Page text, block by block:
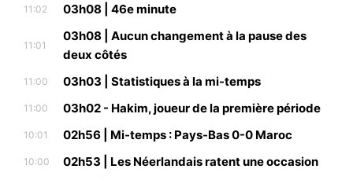
11:02 03h08 | 46e minute
11:01
03h08 | Aucun changement à la pause des
deux côtés
11:00 03h03 | Statistiques à la mi-temps
11:00 03h02 - Hakim, joueur de la première période
10:01 02h56 | Mi-temps : Pays-Bas 0-0 Maroc
10:00 02h53 | Les Néerlandais ratent une occasion